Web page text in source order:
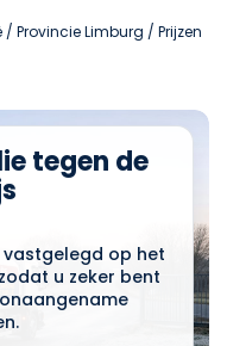
/ Provincie Limburg / Prijzen
tegen de
op het
u zeker bent